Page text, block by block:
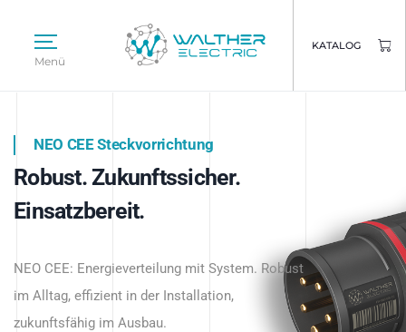
Menü
KATALOG
Intelligente Stromverteilung
beginnt hier.
NEO CEE Steckvorrichtung
Robust. Zukunftssicher.
Einsatzbereit.
NEO CEE: Energieverteilung mit System. Robust
im Alltag, effizient in der Installation,
zukunftsfähig im Ausbau.
Intelligenz trifft Energie.
Anwendungen – robust, IP-geschützt und
zukunftsfähig.